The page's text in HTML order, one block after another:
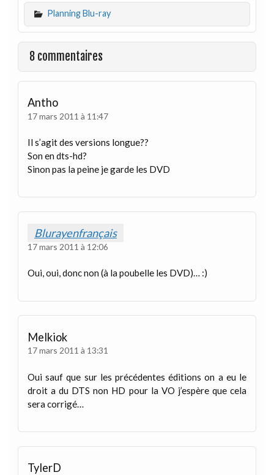
Planning Blu-ray
8 commentaires
Antho
17 mars 2011 à 11:47
Il s’agit des versions longue??
Son en dts-hd?
Sinon pas la peine je garde les DVD
Blurayenfrançais
17 mars 2011 à 12:06
Oui, oui, donc non (à la poubelle les DVD)… :)
Melkiok
17 mars 2011 à 13:31
Oui sauf que sur les précédentes éditions on a eu le
droit a du DTS non HD pour la VO j’espère que cela
sera corrigé…
TylerD